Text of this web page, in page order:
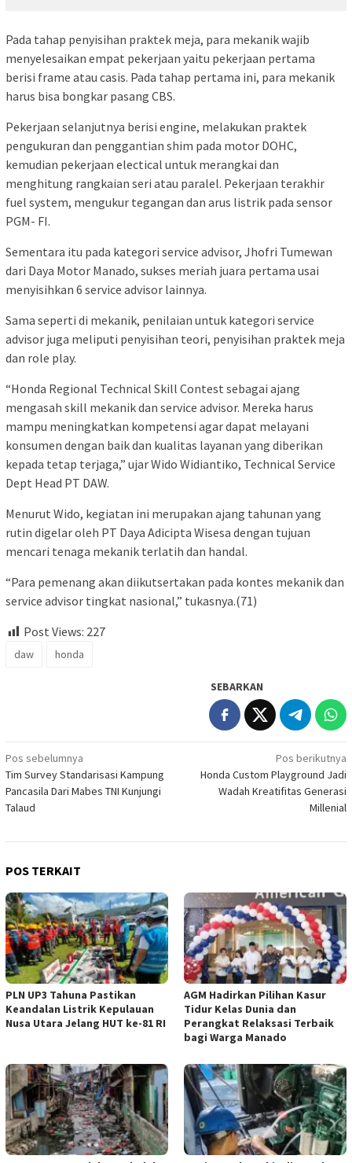
Pada tahap penyisihan praktek meja, para mekanik wajib
menyelesaikan empat pekerjaan yaitu pekerjaan pertama
berisi frame atau casis. Pada tahap pertama ini, para mekanik
harus bisa bongkar pasang CBS.
Pekerjaan selanjutnya berisi engine, melakukan praktek
pengukuran dan penggantian shim pada motor DOHC,
kemudian pekerjaan electical untuk merangkai dan
menghitung rangkaian seri atau paralel. Pekerjaan terakhir
fuel system, mengukur tegangan dan arus listrik pada sensor
PGM- FI.
Sementara itu pada kategori service advisor, Jhofri Tumewan
dari Daya Motor Manado, sukses meriah juara pertama usai
menyisihkan 6 service advisor lainnya.
Sama seperti di mekanik, penilaian untuk kategori service
advisor juga meliputi penyisihan teori, penyisihan praktek meja
dan role play.
“Honda Regional Technical Skill Contest sebagai ajang
mengasah skill mekanik dan service advisor. Mereka harus
mampu meningkatkan kompetensi agar dapat melayani
konsumen dengan baik dan kualitas layanan yang diberikan
kepada tetap terjaga,” ujar Wido Widiantiko, Technical Service
Dept Head PT DAW.
Menurut Wido, kegiatan ini merupakan ajang tahunan yang
rutin digelar oleh PT Daya Adicipta Wisesa dengan tujuan
mencari tenaga mekanik terlatih dan handal.
“Para pemenang akan diikutsertakan pada kontes mekanik dan
service advisor tingkat nasional,” tukasnya.(71)
Post Views: 227
daw honda
SEBARKAN
Navigasi
pos
Pos sebelumnya
Tim Survey Standarisasi Kampung
Pancasila Dari Mabes TNI Kunjungi
Talaud
Pos berikutnya
Honda Custom Playground Jadi
Wadah Kreatifitas Generasi
Millenial
POS TERKAIT
PLN UP3 Tahuna Pastikan
Keandalan Listrik Kepulauan
Nusa Utara Jelang HUT ke-81 RI
AGM Hadirkan Pilihan Kasur
Tidur Kelas Dunia dan
Perangkat Relaksasi Terbaik
bagi Warga Manado